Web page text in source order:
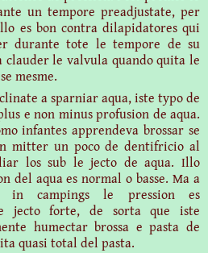
un tempore preadjustate, per
es bon contra dilapidatores qui
durante tote le tempore de su
clauder le valvula quando quita le
mesme.
a sparniar aqua, iste typo de
e non minus profusion de aqua.
infantes apprendeva brossar se
mitter un poco de dentifricio al
los sub le jecto de aqua. Illo
del aqua es normal o basse. Ma a
in campings le pression es
jecto forte, de sorta que iste
humectar brossa e pasta de
quasi total del pasta.